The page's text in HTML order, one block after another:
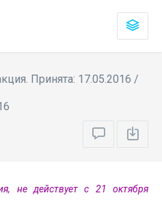
Принята: 17.05.2016 /
не действует с 21 октября